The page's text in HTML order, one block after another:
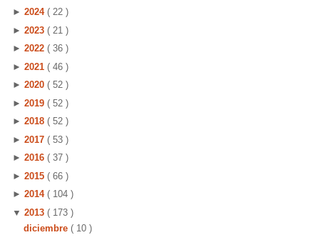
► 2024 ( 22 )
► 2023 ( 21 )
► 2022 ( 36 )
► 2021 ( 46 )
► 2020 ( 52 )
► 2019 ( 52 )
► 2018 ( 52 )
► 2017 ( 53 )
► 2016 ( 37 )
► 2015 ( 66 )
► 2014 ( 104 )
▼ 2013 ( 173 )
diciembre ( 10 )